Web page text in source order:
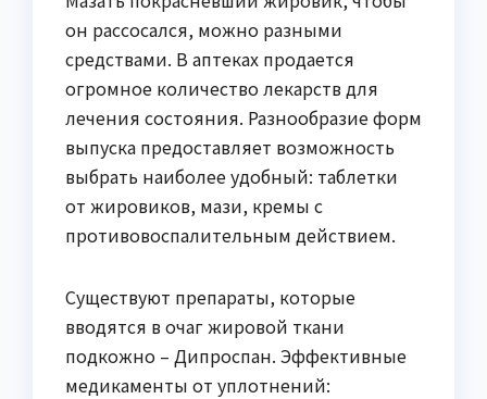
он рассосался, можно разными
средствами. В аптеках продается
огромное количество лекарств для
лечения состояния. Разнообразие форм
выпуска предоставляет возможность
выбрать наиболее удобный: таблетки
от жировиков, мази, кремы с
противовоспалительным действием.
Существуют препараты, которые
вводятся в очаг жировой ткани
подкожно – Дипроспан. Эффективные
медикаменты от уплотнений: